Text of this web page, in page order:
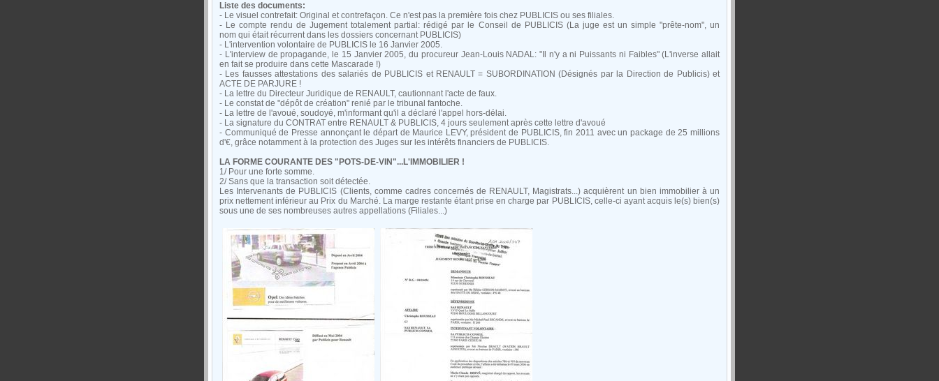
Liste des documents:
- Le visuel contrefait: Original et contrefaçon. Ce n'est pas la première fois chez PUBLICIS ou ses filiales.
- Le compte rendu de Jugement totalement partial: rédigé par le Conseil de PUBLICIS (La juge est un simple "prête-nom", un
nom qui était récurrent dans les dossiers concernant PUBLICIS)
- L'intervention volontaire de PUBLICIS le 16 Janvier 2005.
- L'interview de propagande, le 15 Janvier 2005, du procureur Jean-Louis NADAL: "Il n'y a ni Puissants ni Faibles" (L'inverse allait
en fait se produire dans cette Mascarade !)
- Les fausses attestations des salariés de PUBLICIS et RENAULT = SUBORDINATION (Désignés par la Direction de Publicis) et
ACTE DE PARJURE !
- La lettre du Directeur Juridique de RENAULT, cautionnant l'acte de faux.
- Le constat de "dépôt de création" renié par le tribunal fantoche.
- La lettre de l'avoué, soudoyé, m'informant qu'il a déclaré l'appel hors-délai.
- La signature du CONTRAT entre RENAULT & PUBLICIS, 4 jours seulement après cette lettre d'avoué
- Communiqué de Presse annonçant le départ de Maurice LEVY, président de PUBLICIS, fin 2011 avec un package de 25 millions
d'€, grâce notamment à la protection des Juges sur les intérêts financiers de PUBLICIS.
LA FORME COURANTE DES "POTS-DE-VIN"...L'IMMOBILIER !
1/ Pour une forte somme.
2/ Sans que la transaction soit détectée.
Les Intervenants de PUBLICIS (Clients, comme cadres concernés de RENAULT, Magistrats...) acquièrent un bien immobilier à un
prix nettement inférieur au Prix du Marché. La marge restante étant prise en charge par PUBLICIS, celle-ci ayant acquis le(s) bien(s)
sous une de ses nombreuses autres appellations (Filiales...)